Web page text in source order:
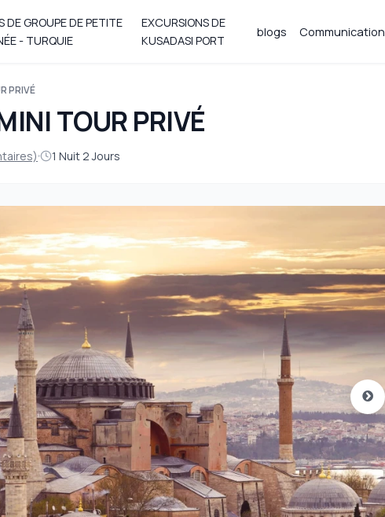
DE GROUPE DE PETITE
- TURQUIE
EXCURSIONS DE
KUSADASI PORT
blogs Communication
PRIVÉ
TOUR PRIVÉ
1 Nuit 2 Jours